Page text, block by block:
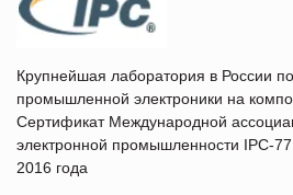
Крупнейшая лаборатория в России
промышленной электроники на
Сертификат Международной
электронной промышленности IPC-
2016 года